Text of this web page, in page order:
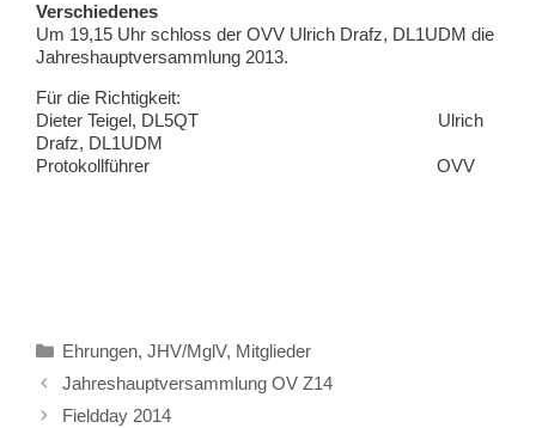
Verschiedenes
Um 19,15 Uhr schloss der OVV Ulrich Drafz, DL1UDM die
Jahreshauptversammlung 2013.
Für die Richtigkeit:
Dieter Teigel, DL5QT Ulrich
Drafz, DL1UDM
Protokollführer OVV
Kategorien
Ehrungen, JHV/MglV, Mitglieder
Jahreshauptversammlung OV Z14
Fieldday 2014